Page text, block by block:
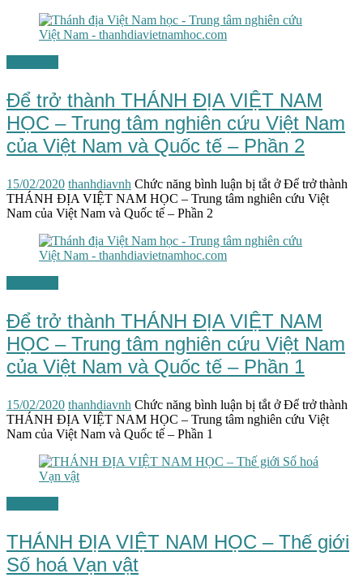
Để trở thành THÁNH ĐỊA VIỆT NAM
HỌC – Trung tâm nghiên cứu Việt Nam
của Việt Nam và Quốc tế – Phần 2
15/02/2020 thanhdiavnh Chức năng bình luận bị tắt ở Để trở thành
THÁNH ĐỊA VIỆT NAM HỌC – Trung tâm nghiên cứu Việt
Nam của Việt Nam và Quốc tế – Phần 2
Để trở thành THÁNH ĐỊA VIỆT NAM
HỌC – Trung tâm nghiên cứu Việt Nam
của Việt Nam và Quốc tế – Phần 1
15/02/2020 thanhdiavnh Chức năng bình luận bị tắt ở Để trở thành
THÁNH ĐỊA VIỆT NAM HỌC – Trung tâm nghiên cứu Việt
Nam của Việt Nam và Quốc tế – Phần 1
THÁNH ĐỊA VIỆT NAM HỌC – Thế giới
Số hoá Vạn vật